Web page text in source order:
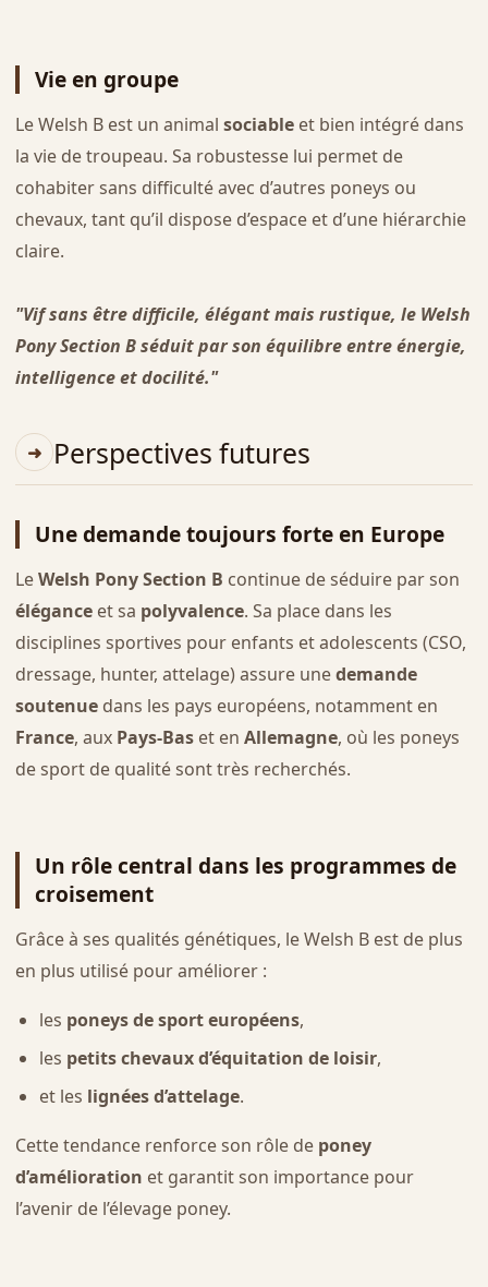
Vie en groupe
Le Welsh B est un animal sociableet bien intégré dans
la vie de troupeau. Sa robustesse lui permet de
cohabiter sans difficulté avec d’autres poneys ou
chevaux, tant qu’il dispose d’espace et d’une hiérarchie
claire.
"Vif sans être difficile, élégant mais rustique, le Welsh
Pony Section B séduit par son équilibre entre énergie,
intelligence et docilité."
Perspectives futures
Une demande toujours forte en Europe
LeWelsh Pony Section B continue de séduire par son
éléganceet sa polyvalence. Sa place dans les
disciplines sportives pour enfants et adolescents (CSO,
dressage, hunter, attelage) assure unedemande
soutenuedans les pays européens, notamment en
France, aux Pays-Baset en Allemagne, où les poneys
de sport de qualité sont très recherchés.
Un rôle central dans les programmes de
croisement
Grâce à ses qualités génétiques, le Welsh B est de plus
en plus utilisé pour améliorer :
les poneys de sport européens,
les petits chevaux d’équitation de loisir,
et les lignées d’attelage.
Cette tendance renforce son rôle de poney
d’amélioration et garantit son importance pour
l’avenir de l’élevage poney.